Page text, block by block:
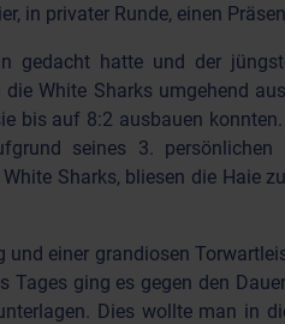
in privater Runde, einen
gedacht hatte und der
White Sharks umgehend
bis auf 8:2 ausbauen
seines 3.
Sharks, bliesen die Haie
einer grandiosen
ging es gegen den
Dies wollte man in